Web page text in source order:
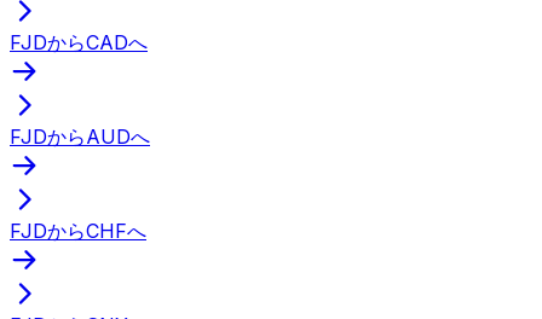
FJDからCADへ
FJDからAUDへ
FJDからCHFへ